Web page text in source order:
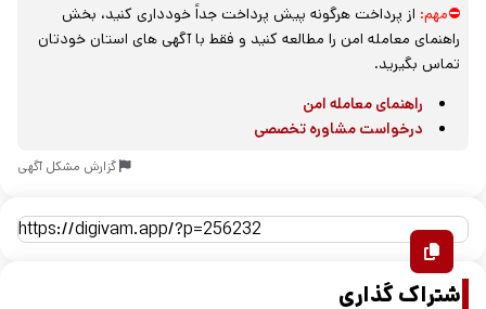
⛔مهم: از پرداخت هرگونه پیش پرداخت جداً خودداری کنید، بخش
راهنمای معامله امن را مطالعه کنید و فقط با آگهی های استان خودتان
تماس بگیرید.
راهنمای معامله امن
درخواست مشاوره تخصصی
گزارش مشکل آگهی
اشتراک گذاری